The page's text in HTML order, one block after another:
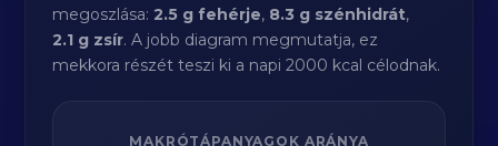
megoszlása:2.5 g fehérje, 8.3 g szénhidrát,
2.1 g zsír. A jobb diagram megmutatja, ez
mekkora részét teszi ki a napi 2000 kcal célodnak.
MAKRÓTÁPANYAGOK ARÁNYA